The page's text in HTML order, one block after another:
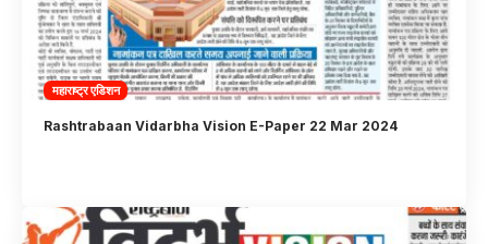
महाराष्ट्र एडिशन
Rashtrabaan Vidarbha Vision E-Paper 22 Mar 2024